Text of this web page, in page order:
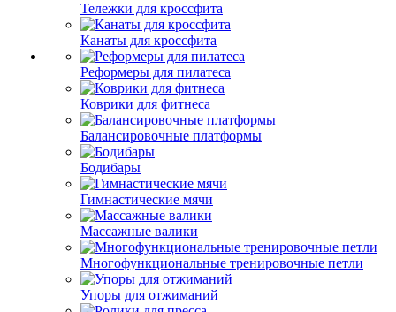
Тележки для кроссфита
Канаты для кроссфита
Реформеры для пилатеса
Коврики для фитнеса
Балансировочные платформы
Бодибары
Гимнастические мячи
Массажные валики
Многофункциональные тренировочные петли
Упоры для отжиманий